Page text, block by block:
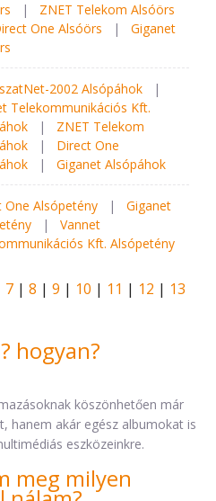
| ZNET Telekom Alsóörs
One Alsóörs | Giganet
2002 Alsópáhok
|
Telekommunikációs Kft.
| ZNET Telekom
| Direct One
| Giganet Alsópáhok
One Alsópetény | Giganet
| Vannet
Kft. Alsópetény
7 | 8 | 9 | 10 | 11 | 12 | 13
hogyan?
köszönhetően már
hanem akár egész albumokat is
eszközeinkre.
meg milyen